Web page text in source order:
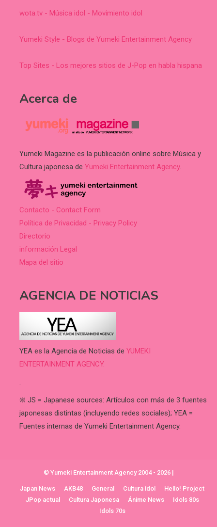
wota.tv - Música idol - Movimiento idol
Yumeki Style - Blogs de Yumeki Entertainment Agency
Top Sites - Los mejores sitios de J-Pop en habla hispana
Acerca de
Yumeki Magazine es la publicación online sobre Música y
Cultura japonesa de Yumeki Entertainment Agency.
Contacto - Contact Form
Política de Privacidad - Privacy Policy
Directorio
información Legal
Mapa del sitio
AGENCIA DE NOTICIAS
YEA es la Agencia de Noticias de YUMEKI
ENTERTAINMENT AGENCY.
.
※ JS = Japanese sources: Artículos con más de 3 fuentes
japonesas distintas (incluyendo redes sociales); YEA =
Fuentes internas de Yumeki Entertainment Agency.
© Yumeki Entertainment Agency 2004 - 2026 |
Japan News AKB48 General Cultura idol
Hello! Project
JPop actual
Cultura Japonesa Ánime News
Idols 80s
Idols 70s